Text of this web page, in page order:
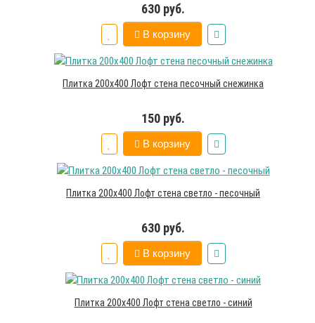
630 руб.
В корзину
Плитка 200х400 Лофт стена песочный снежинка
150 руб.
В корзину
Плитка 200х400 Лофт стена светло - песочный
630 руб.
В корзину
Плитка 200х400 Лофт стена светло - синий